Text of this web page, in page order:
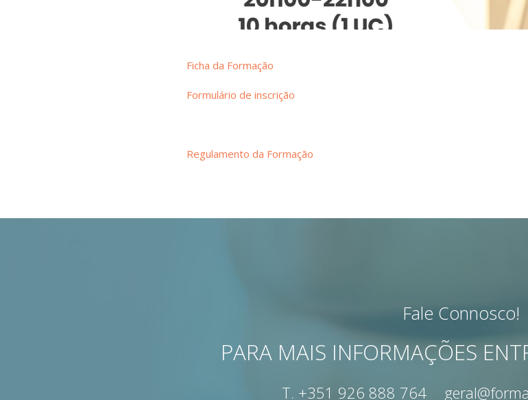
Ficha da Formação
Formulário de inscrição
Regulamento da Formação
Fale Connosco!
PARA MAIS INFORMAÇÕES
T. +351 926 888 764